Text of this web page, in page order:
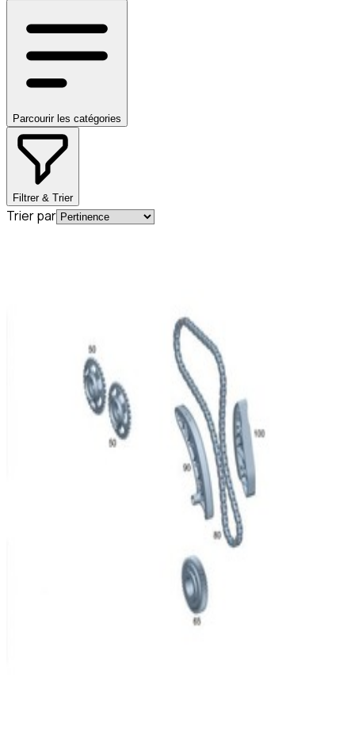
Parcourir les catégories
Filtrer & Trier
Trier par